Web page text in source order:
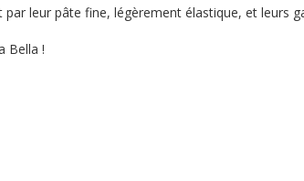
leur pâte fine, légèrement élastique, et leurs
Bella !